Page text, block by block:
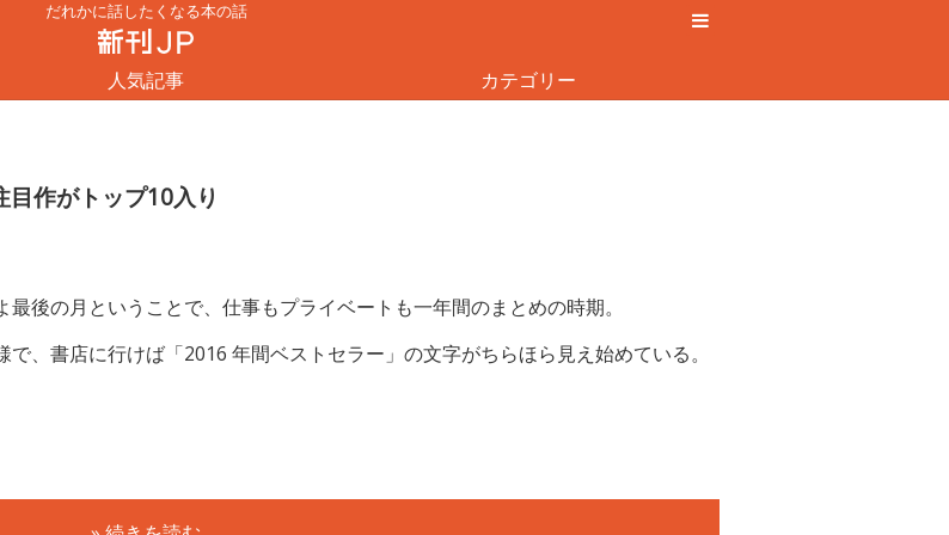
だれかに話したくなる本の話
人気記事 カテゴリー
作がトップ10入り
最後の月ということで、仕事もプライベートも一年間のまとめの時期。
で、書店に行けば「2016 年間ベストセラー」の文字がちらほら見え始めている。